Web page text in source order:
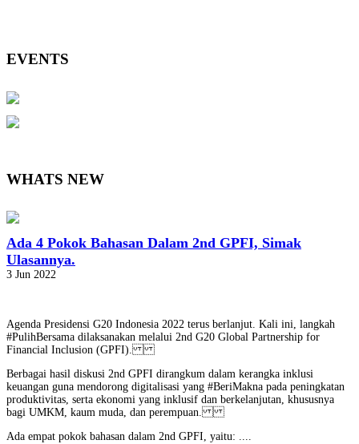
EVENTS
WHATS NEW
Ada 4 Pokok Bahasan Dalam 2nd GPFI, Simak
Ulasannya.
3 Jun 2022
Agenda Presidensi G20 Indonesia 2022 terus berlanjut. Kali ini, langkah
#PulihBersama dilaksanakan melalui 2nd G20 Global Partnership for
Financial Inclusion (GPFI).
Berbagai hasil diskusi 2nd GPFI dirangkum dalam kerangka inklusi
keuangan guna mendorong digitalisasi yang #BeriMakna pada peningkatan
produktivitas, serta ekonomi yang inklusif dan berkelanjutan, khususnya
bagi UMKM, kaum muda, dan perempuan.
Ada empat pokok bahasan dalam 2nd GPFI, yaitu: ....